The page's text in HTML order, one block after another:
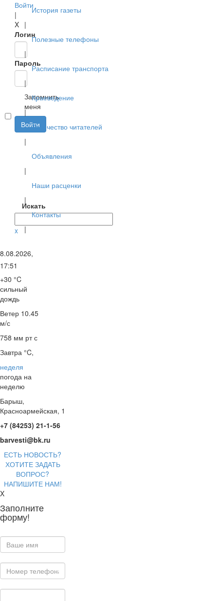
Войти
|
X
Логин
Пароль
Запомнить
меня
Войти
Искать
x
История газеты
|
Полезные телефоны
|
Расписание транспорта
|
Краеведение
|
Творчество читателей
|
Объявления
|
Наши расценки
|
Контакты
|
8.08.2026,
17:51
+30 °C
сильный
дождь
Ветер 10.45
м/с
758 мм рт с
Завтра °C,
неделя
погода на
неделю
Барыш,
Красноармейская, 1
+7 (84253) 21-1-56
barvesti@bk.ru
ЕСТЬ НОВОСТЬ?
ХОТИТЕ ЗАДАТЬ
ВОПРОС?
НАПИШИТЕ НАМ!
X
Заполните
форму!